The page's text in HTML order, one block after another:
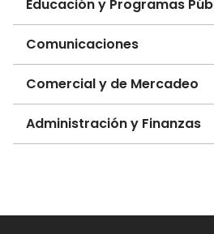
Educación y Programas
Comunicaciones
Comercial y de Mercadeo
Administración y Finanzas